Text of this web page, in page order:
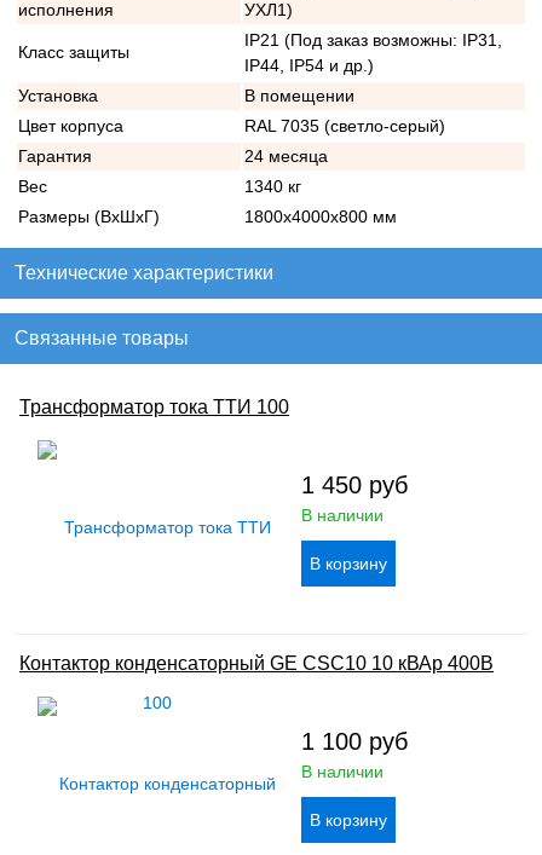
исполнения
УХЛ1)
Класс защиты
IP21 (Под заказ возможны: IP31,
IP44, IP54 и др.)
Установка
В помещении
Цвет корпуса
RAL 7035 (светло-серый)
Гарантия
24 месяца
Вес
1340 кг
Размеры (ВхШхГ)
1800х4000х800 мм
Технические характеристики
Связанные товары
Трансформатор тока ТТИ 100
1 450 руб
В наличии
Контактор конденсаторный GE CSC10 10 кВАр 400В
1 100 руб
В наличии